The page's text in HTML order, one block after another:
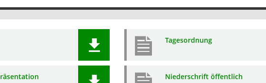
Tagesordnung
Niederschrift öffentlich